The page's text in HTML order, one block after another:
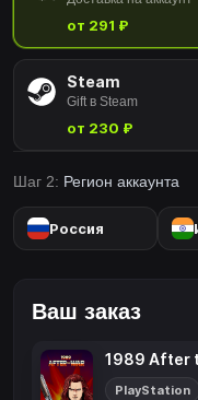
от 291 ₽
Steam
Gift в Steam
от 230 ₽
Шаг 2: Регион аккаунта
Россия
Ваш заказ
1989 After
PlayStation